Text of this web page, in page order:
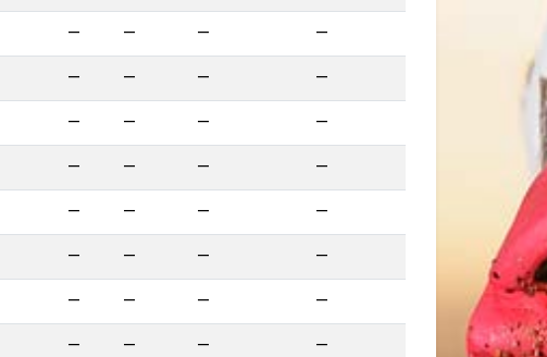
— — — —
— — — —
— — — —
— — — —
— — — —
— — — —
— — — —
— — — —